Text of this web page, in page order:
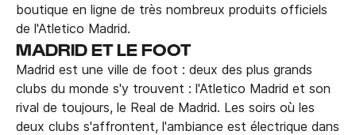
boutique en ligne de très nombreux produits officiels
de l'Atletico Madrid.
MADRID ET LE FOOT
Madrid est une ville de foot : deux des plus grands
clubs du monde s'y trouvent : l'Atletico Madrid et son
rival de toujours, le Real de Madrid. Les soirs où les
deux clubs s'affrontent, l'ambiance est électrique dans